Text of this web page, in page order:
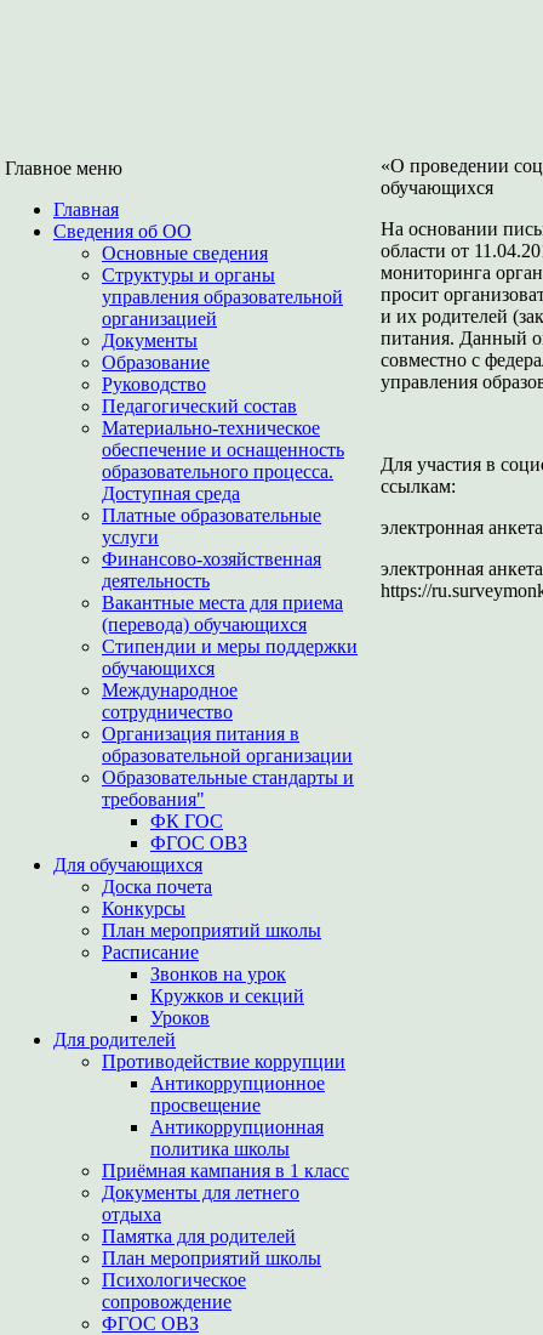
Главное меню
Главная
Сведения об ОО
Основные сведения
Структуры и органы
управления образовательной
организацией
Документы
Образование
Руководство
Педагогический состав
Материально-техническое
обеспечение и оснащенность
образовательного процесса.
Доступная среда
Платные образовательные
услуги
Финансово-хозяйственная
деятельность
Вакантные места для приема
(перевода) обучающихся
Стипендии и меры поддержки
обучающихся
Международное
сотрудничество
Организация питания в
образовательной организации
Образовательные стандарты и
требования"
ФК ГОС
ФГОС ОВЗ
Для обучающихся
Доска почета
Конкурсы
План мероприятий школы
Расписание
Звонков на урок
Кружков и секций
Уроков
Для родителей
Противодействие коррупции
Антикоррупционное
просвещение
Антикоррупционная
политика школы
Приёмная кампания в 1 класс
Документы для летнего
отдыха
Памятка для родителей
План мероприятий школы
Психологическое
сопровождение
ФГОС ОВЗ
«О проведении
обучающихся
На основании
области от
мониторинга
просит
и их родителей
питания. Данный
совместно с
управления
Для участия в
ссылкам:
электронная
электронная
https://